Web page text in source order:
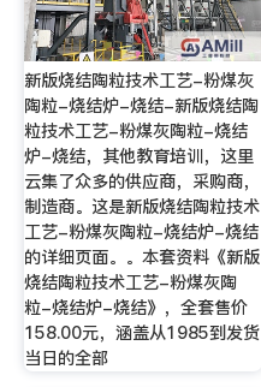
新版烧结陶粒技术工艺-粉煤灰
陶粒-烧结炉-烧结-新版烧结陶
粒技术工艺-粉煤灰陶粒-烧结
炉-烧结，其他教育培训，这里
云集了众多的供应商，采购商，
制造商。这是新版烧结陶粒技术
工艺-粉煤灰陶粒-烧结炉-烧结
的详细页面。。本套资料《新版
烧结陶粒技术工艺-粉煤灰陶
粒-烧结炉-烧结》，全套售价
158.00元，涵盖从1985到发货
当日的全部